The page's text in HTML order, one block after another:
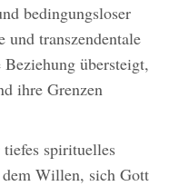
bedingungsloser
und transzendentale
übersteigt,
ihre Grenzen
spirituelles
Willen, sich Gott